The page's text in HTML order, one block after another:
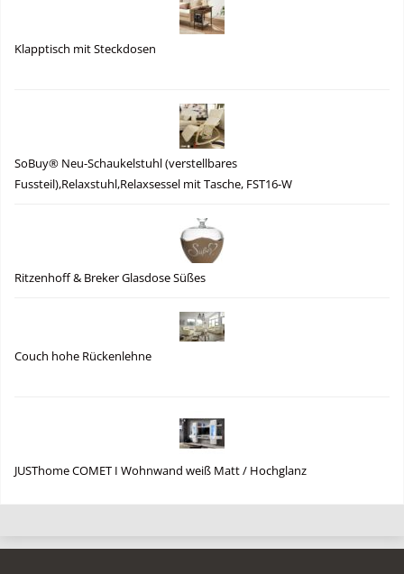
Klapptisch mit Steckdosen
SoBuy® Neu-Schaukelstuhl (verstellbares
Fussteil),Relaxstuhl,Relaxsessel mit Tasche, FST16-W
Ritzenhoff & Breker Glasdose Süßes
Couch hohe Rückenlehne
JUSThome COMET I Wohnwand weiß Matt / Hochglanz